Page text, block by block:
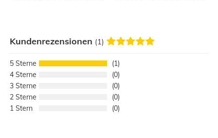
Kundenrezensionen (1)
5
1
4
0
3
0
2
0
1
0